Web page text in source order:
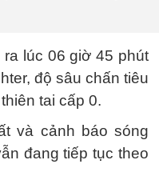
lúc 06 giờ 45 phút
độ sâu chấn tiêu
tai cấp 0.
và cảnh báo sóng
đang tiếp tục theo